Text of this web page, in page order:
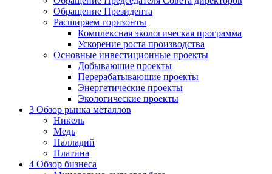
Обращение Президента
Расширяем горизонты
Комплексная экологическая программа
Ускорение роста производства
Основные инвестиционные проекты
Добывающие проекты
Перерабатывающие проекты
Энергетические проекты
Экологические проекты
3 Обзор рынка металлов
Никель
Медь
Палладий
Платина
4 Обзор бизнеса